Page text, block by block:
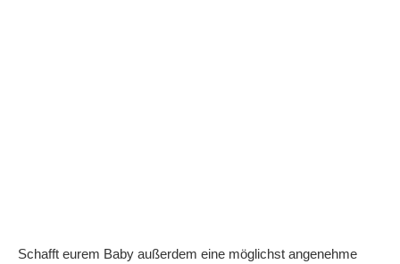
Schafft eurem Baby außerdem eine möglichst angenehme